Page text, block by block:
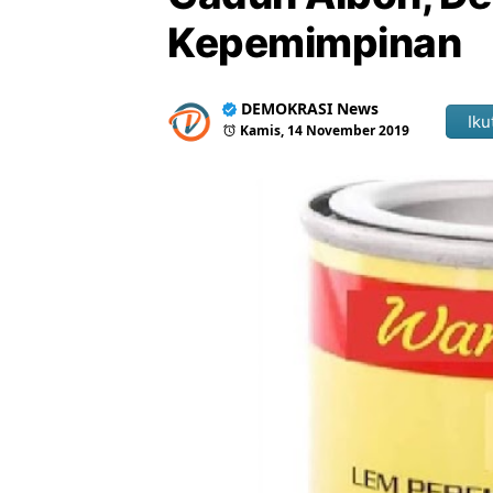
Kepemimpinan
DEMOKRASI News
Kamis, 14 November 2019